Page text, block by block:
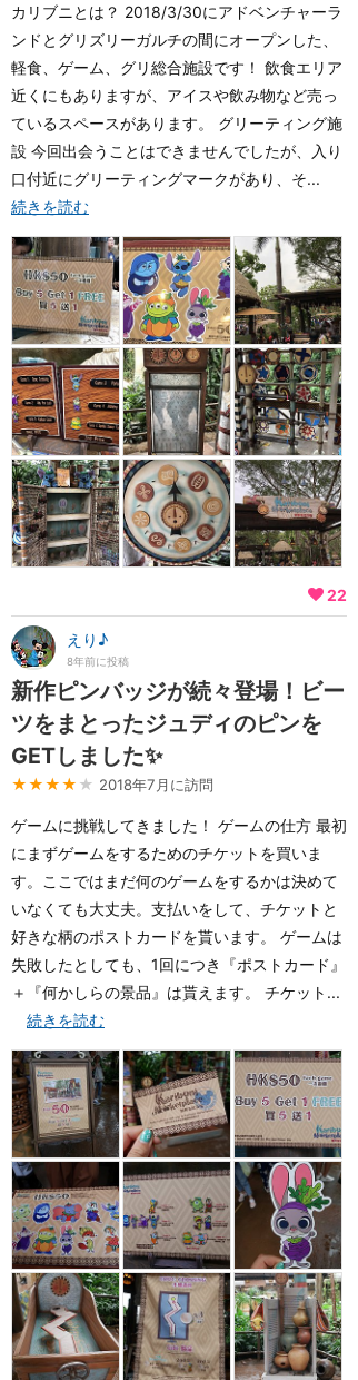
カリブニとは？ 2018/3/30にアドベンチャーラ
ンドとグリズリーガルチの間にオープンした、
軽食、ゲーム、グリ総合施設です！ 飲食エリア
近くにもありますが、アイスや飲み物など売っ
ているスペースがあります。 グリーティング施
設 今回出会うことはできませんでしたが、入り
口付近にグリーティングマークがあり、そ...
続きを読む
22
えり♪
8年前に投稿
新作ピンバッジが続々登場！ビー
ツをまとったジュディのピンを
GETしました✨
★★★★ ★ 2018年7月に訪問
ゲームに挑戦してきました！ ゲームの仕方 最初
にまずゲームをするためのチケットを買いま
す。ここではまだ何のゲームをするかは決めて
いなくても大丈夫。支払いをして、チケットと
好きな柄のポストカードを貰います。 ゲームは
失敗したとしても、1回につき『ポストカード』
＋『何かしらの景品』は貰えます。 チケット...
続きを読む